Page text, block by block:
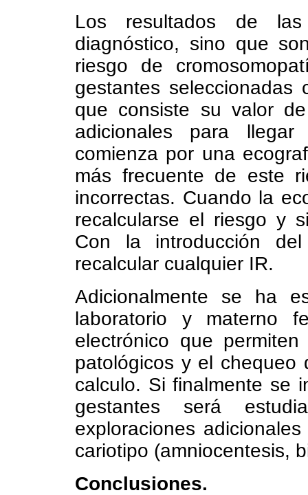
Los resultados de las
diagnóstico, sino que
riesgo de
gestantes
que consiste su valor
adicionales para
comienza por una
más frecuente de este
incorrectas. Cuando la
recalcularse el riesgo y
Con la introducción
recalcular cualquier IR.
Adicionalmente se ha
laboratorio y materno
electrónico que
patológicos y el chequeo
calculo. Si finalmente se
gestantes será
exploraciones
cariotipo (amniocentesis,
Conclusiones.